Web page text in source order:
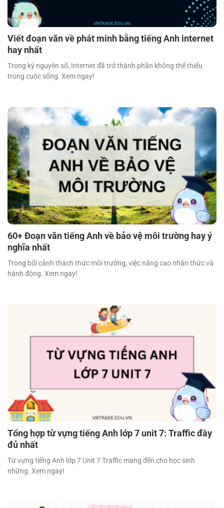
Viết đoạn văn về phát minh bằng tiếng Anh internet
hay nhất
Trong kỷ nguyên số, Internet đã trở thành phần không thể thiếu
trong cuộc sống. Xem ngay!
60+ Đoạn văn tiếng Anh về bảo vệ môi trường hay ý
nghĩa nhất
Trong bối cảnh thách thức môi trường, việc nâng cao nhận thức và
hành động. Xem ngay!
Tổng hợp từ vựng tiếng Anh lớp 7 unit 7: Traffic đầy
đủ nhất
Từ vựng tiếng Anh lớp 7 Unit 7 Traffic mang đến cho học sinh
những. Xem ngay!